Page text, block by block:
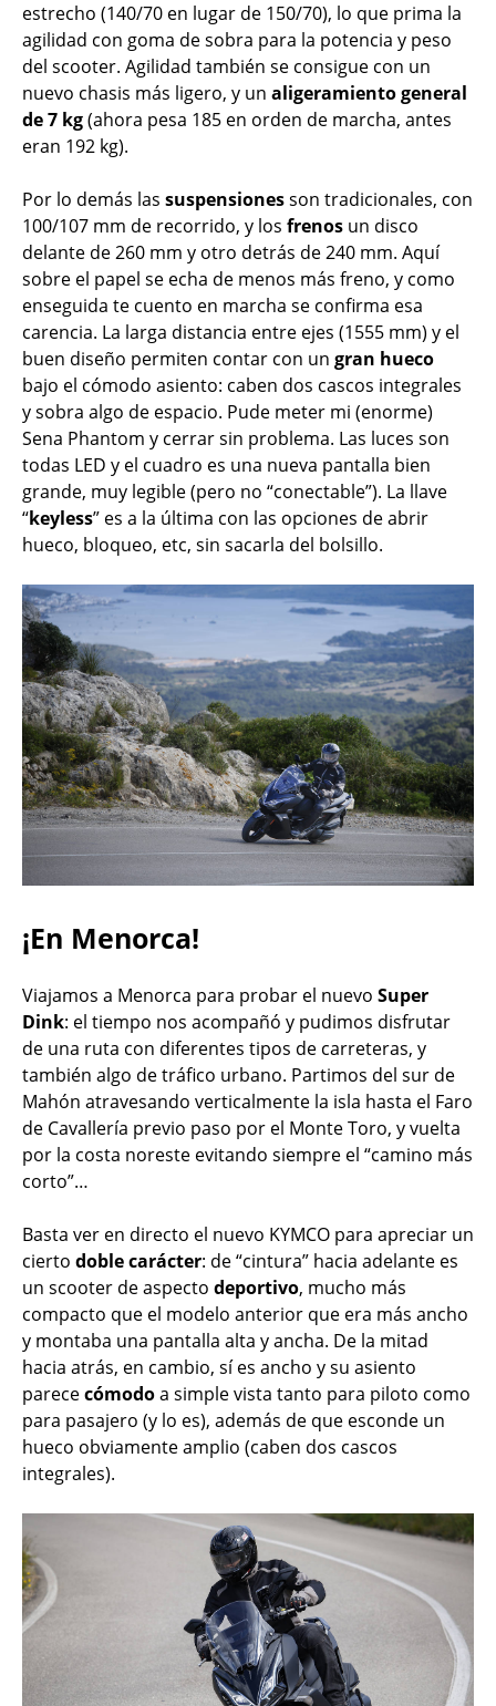
estrecho (140/70 en lugar de 150/70), lo que prima la
agilidad con goma de sobra para la potencia y peso
del scooter. Agilidad también se consigue con un
nuevo chasis más ligero, y un aligeramiento general
de 7 kg(ahora pesa 185 en orden de marcha, antes
eran 192 kg).
Por lo demás las suspensionesson tradicionales, con
100/107 mm de recorrido, y los frenos un disco
delante de 260 mm y otro detrás de 240 mm. Aquí
sobre el papel se echa de menos más freno, y como
enseguida te cuento en marcha se confirma esa
carencia. La larga distancia entre ejes (1555 mm) y el
buen diseño permiten contar con un gran hueco
bajo el cómodo asiento: caben dos cascos integrales
y sobra algo de espacio. Pude meter mi (enorme)
Sena Phantom y cerrar sin problema. Las luces son
todas LED y el cuadro es una nueva pantalla bien
grande, muy legible (pero no “conectable”). La llave
“keyless” es a la última con las opciones de abrir
hueco, bloqueo, etc, sin sacarla del bolsillo.
¡En Menorca!
Viajamos a Menorca para probar el nuevo Super
Dink: el tiempo nos acompañó y pudimos disfrutar
de una ruta con diferentes tipos de carreteras, y
también algo de tráfico urbano. Partimos del sur de
Mahón atravesando verticalmente la isla hasta el Faro
de Cavallería previo paso por el Monte Toro, y vuelta
por la costa noreste evitando siempre el “camino más
corto”…
Basta ver en directo el nuevo KYMCO para apreciar un
cierto doble carácter: de “cintura” hacia adelante es
un scooter de aspecto deportivo, mucho más
compacto que el modelo anterior que era más ancho
y montaba una pantalla alta y ancha. De la mitad
hacia atrás, en cambio, sí es ancho y su asiento
parececómodoa simple vista tanto para piloto como
para pasajero (y lo es), además de que esconde un
hueco obviamente amplio (caben dos cascos
integrales).